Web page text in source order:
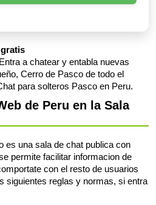
a chatear y entabla nuevas
Cerro de Pasco de todo el
para solteros Pasco en Peru.
de Peru en la Sala
es una sala de chat publica con
permite facilitar informacion de
con el resto de usuarios
siguientes reglas y normas, si entra